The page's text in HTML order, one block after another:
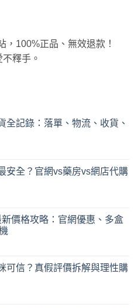
，100%正品、無效退款！
釋手。
全記錄：落單、物流、收貨、
安全？官網vs藥房vs網店代購
價格攻略：官網優惠、多盒
可信？真假評價拆解與理性購